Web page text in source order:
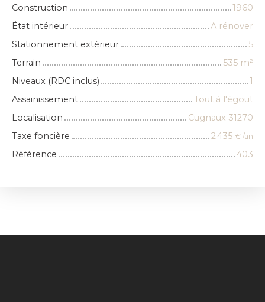
Construction
1960
État intérieur
A rénover
Stationnement extérieur
5
Terrain
535 m²
Niveaux (RDC inclus)
1
Assainissement
Tout à l'égout
Localisation
Cugnaux 31270
Taxe foncière
2 435 € /an
Référence 403